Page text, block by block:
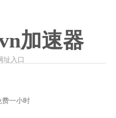
加速器
址入口
一小时